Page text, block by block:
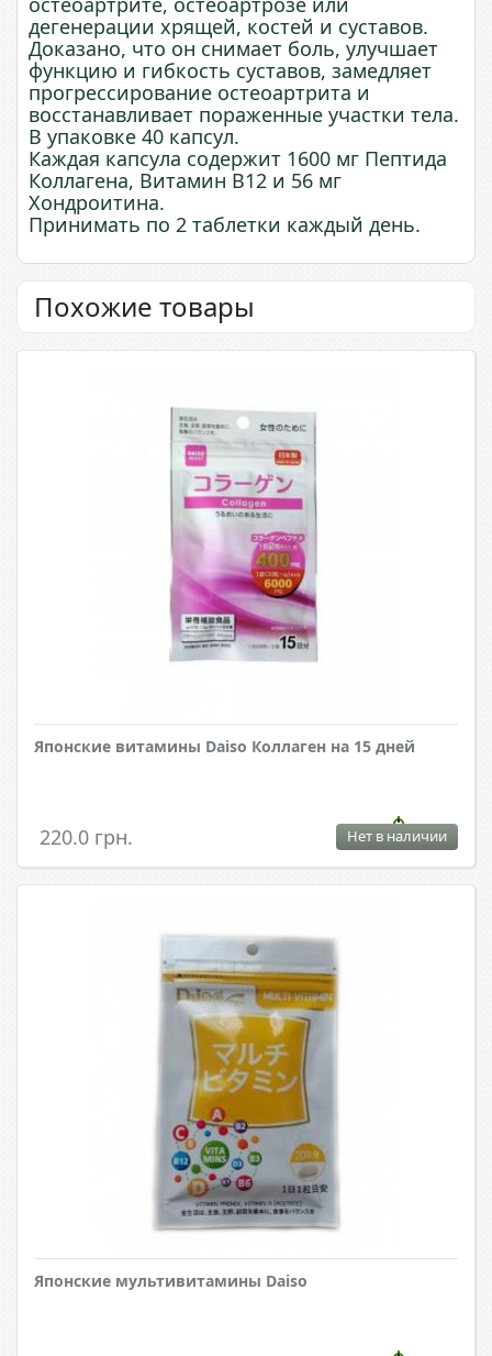
дегенерации хрящей, костей и суставов.
Доказано, что он снимает боль, улучшает
функцию и гибкость суставов, замедляет
прогрессирование остеоартрита и
восстанавливает пораженные участки тела.
В упаковке 40 капсул.
Каждая капсула содержит 1600 мг Пептида
Коллагена, Витамин В12 и 56 мг
Хондроитина.
Принимать по 2 таблетки каждый день.
Похожие товары
Японские витамины Daiso Коллаген на 15 дней
220.0 грн. Нет в наличии
Японские мультивитамины Daiso